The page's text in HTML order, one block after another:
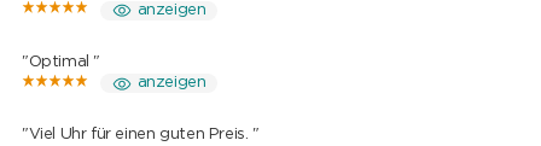
anzeigen
"Optimal "
anzeigen
"Viel Uhr für einen guten Preis. "